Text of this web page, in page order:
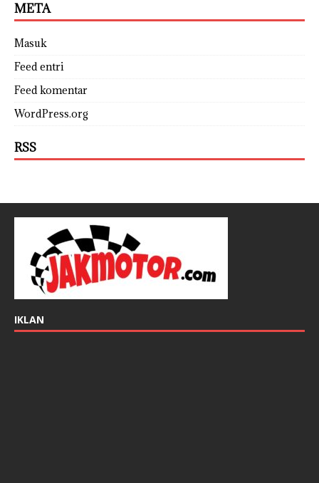
META
Masuk
Feed entri
Feed komentar
WordPress.org
RSS
IKLAN